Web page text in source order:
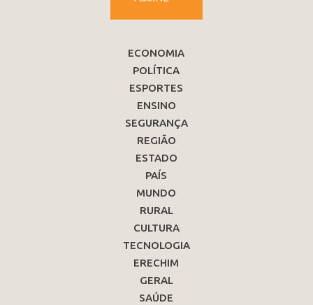
ECONOMIA
POLÍTICA
ESPORTES
ENSINO
SEGURANÇA
REGIÃO
ESTADO
PAÍS
MUNDO
RURAL
CULTURA
TECNOLOGIA
ERECHIM
GERAL
SAÚDE